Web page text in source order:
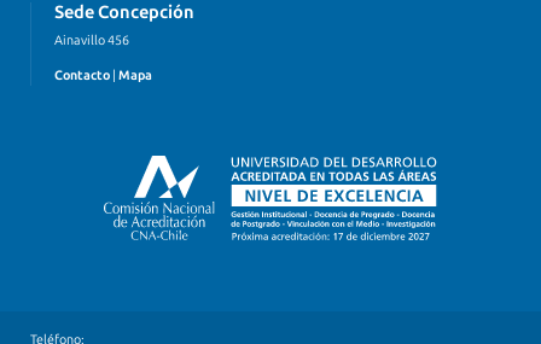
Sede Concepción
Ainavillo 456
Contacto | Mapa
Teléfono: